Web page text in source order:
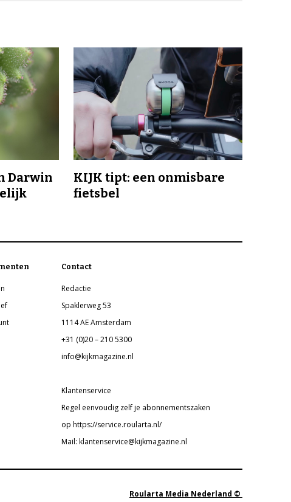
Darwin
KIJK tipt: een onmisbare
fietsbel
Contact
Redactie
Spaklerweg 53
1114 AE Amsterdam
+31 (0)20 – 210 5300
info@kijkmagazine.nl
Klantenservice
Regel eenvoudig zelf je abonnementszaken
op https://service.roularta.nl/
Mail: klantenservice@kijkmagazine.nl
Roularta Media Nederland ©